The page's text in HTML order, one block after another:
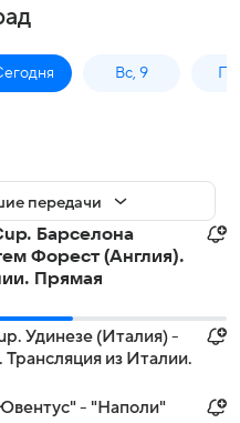
Вс, 9
передачи
Барселона
Форест (Англия).
Прямая
Удинезе (Италия) -
из Италии.
- "Наполи"